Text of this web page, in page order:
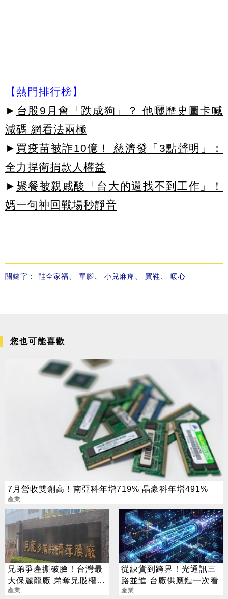
【熱門排行榜】
► 台股9月會「跌成狗」？ 他曬歷史圖卡喊
減碼 網看法兩極
► 買疫苗被詐10億！ 慈濟發「3點聲明」：
全力捍衛捐款人權益
► 聚餐被親戚酸「台大的還找不到工作」！
媽一句神回戰場秒靜音
關鍵字： 鞋全家福 單腳 小兒麻痺 買鞋 暖心
您也可能喜歡
7月營收雙創高！南亞科年增719% 晶豪科年增491%
產業
兄弟爭產撕破臉！台灣最
大保麗龍廠 弟奪兄股權鬧
上法院
產業
從缺貨到跨界！光通訊三
路並進 台廠供應鏈一次看
產業